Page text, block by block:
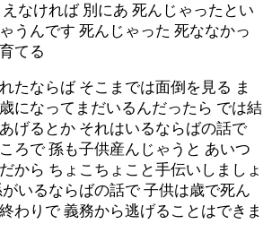
なければ 別にあ 死んじゃったとい
うんです 死んじゃった 死ななかっ
てる
たならば そこまでは面倒を見る ま
になってまだいるんだったら では結
げるとか それはいるならばの話で
ろで 孫も子供産んじゃうと あいつ
から ちょこちょこと手伝いしましょ
いるならばの話で 子供は歳で死ん
わりで 義務から逃げることはできま